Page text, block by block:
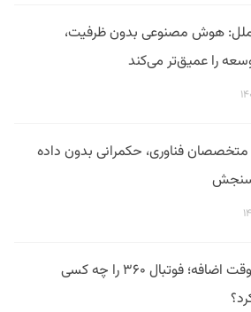
هوش مصنوعی بدون ظرفیت،
را عمیق‌تر می‌کند
فناوری، حکمرانی بدون داده
سنجش
فیلتر در وقت اضافه؛ فوتبال ۳۶۰ را چه کسی